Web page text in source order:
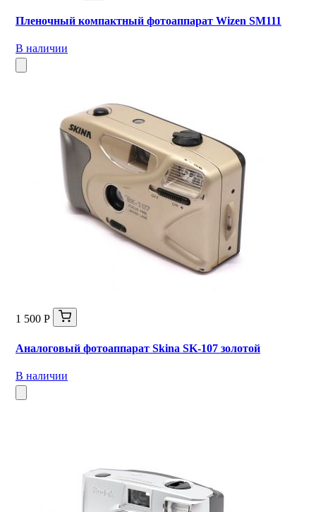
Пленочный компактный фотоаппарат Wizen SM111
В наличии
1 500 Р
Аналоговый фотоаппарат Skina SK-107 золотой
В наличии